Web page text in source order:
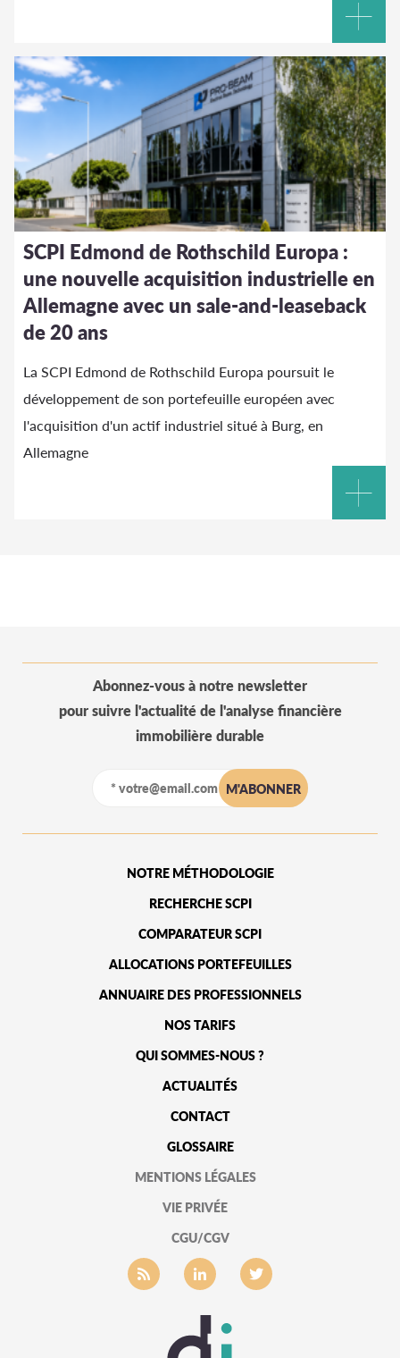
SCPI Edmond de Rothschild Europa :
une nouvelle acquisition industrielle en
Allemagne avec un sale-and-leaseback
de 20 ans
La SCPI Edmond de Rothschild Europa poursuit le
développement de son portefeuille européen avec
l'acquisition d'un actif industriel situé à Burg, en
Allemagne
Abonnez-vous à notre newsletter
pour suivre l'actualité de l'analyse financière
immobilière durable
NOTRE MÉTHODOLOGIE
RECHERCHE SCPI
COMPARATEUR SCPI
ALLOCATIONS PORTEFEUILLES
ANNUAIRE DES PROFESSIONNELS
NOS TARIFS
QUI SOMMES-NOUS ?
ACTUALITÉS
CONTACT
GLOSSAIRE
MENTIONS LÉGALES
VIE PRIVÉE
CGU/CGV